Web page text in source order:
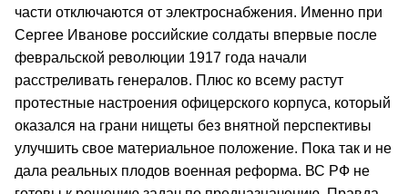
части отключаются от электроснабжения. Именно при
Сергее Иванове российские солдаты впервые после
февральской революции 1917 года начали
расстреливать генералов. Плюс ко всему растут
протестные настроения офицерского корпуса, который
оказался на грани нищеты без внятной перспективы
улучшить свое материальное положение. Пока так и не
дала реальных плодов военная реформа. ВС РФ не